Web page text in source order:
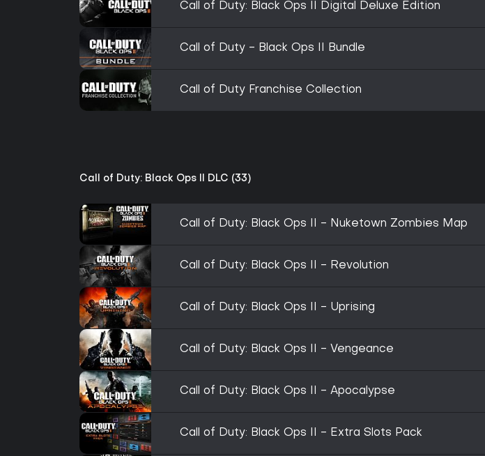
Call of Duty: Black Ops II Digital Deluxe Edition
Call of Duty - Black Ops II Bundle
Call of Duty Franchise Collection
Call of Duty: Black Ops II DLC (33)
Call of Duty: Black Ops II - Nuketown Zombies Map
Call of Duty: Black Ops II - Revolution
Call of Duty: Black Ops II - Uprising
Call of Duty: Black Ops II - Vengeance
Call of Duty: Black Ops II - Apocalypse
Call of Duty: Black Ops II - Extra Slots Pack